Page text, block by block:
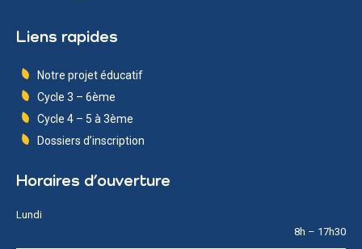
Liens rapides
Notre projet éducatif
Cycle 3 – 6ème
Cycle 4 – 5 à 3ème
Dossiers d’inscription
Horaires d’ouverture
Lundi
8h – 17h30